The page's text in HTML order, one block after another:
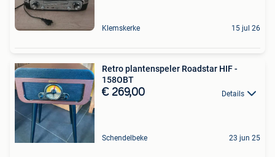
Klemskerke 15 jul 26
Retro plantenspeler Roadstar HIF -
158OBT
€ 269,00 Details
Schendelbeke 23 jun 25